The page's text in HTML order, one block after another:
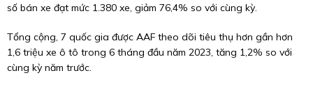
số bán xe đạt mức 1.380 xe, giảm 76,4% so với cùng kỳ.
Tổng cộng, 7 quốc gia được AAF theo dõi tiêu thụ hơn gần hơn
1,6 triệu xe ô tô trong 6 tháng đầu năm 2023, tăng 1,2% so với
cùng kỳ năm trước.